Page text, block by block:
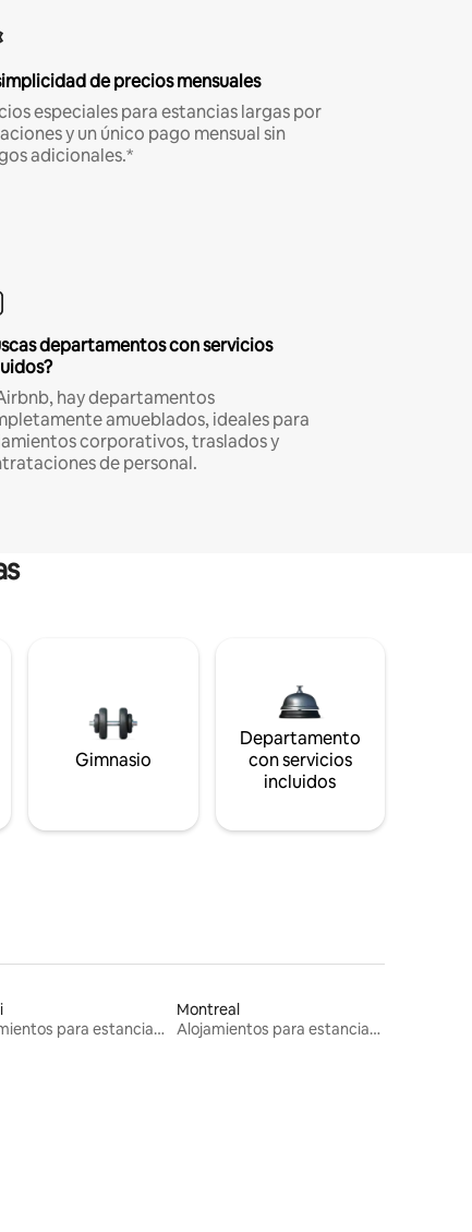
de precios mensuales
especiales para estancias largas por
y un único pago mensual sin
adicionales.*
departamentos con servicios
hay departamentos
amueblados, ideales para
corporativos, traslados y
de personal.
Gimnasio
Departamento
con servicios
incluidos
Alojamientos para estancias largas
Montreal
Alojamientos para estancias largas